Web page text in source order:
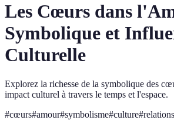
Les Cœurs dans
Symbolique et
Culturelle
Explorez la richesse de la symbolique des
impact culturel à travers le temps et l'espace.
#cœurs#amour#symbolisme#culture#relations